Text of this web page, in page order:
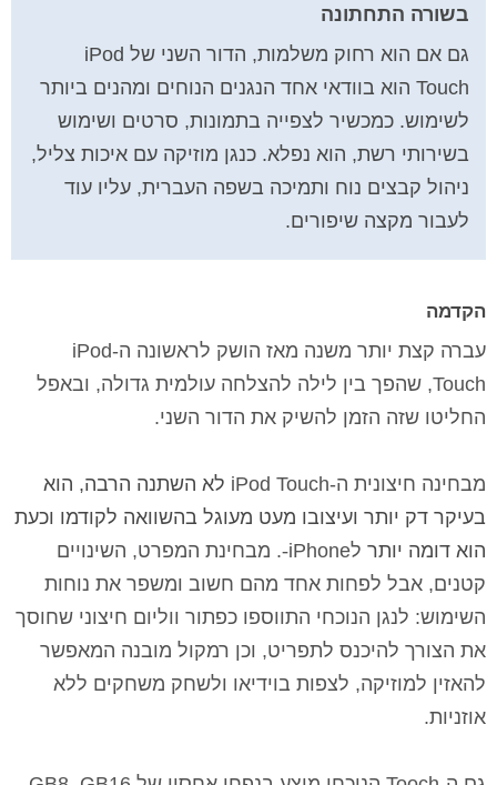
בשורה התחתונה
גם אם הוא רחוק משלמות, הדור השני של iPod
Touch הוא בוודאי אחד הנגנים הנוחים ומהנים ביותר
לשימוש. כמכשיר לצפייה בתמונות, סרטים ושימוש
בשירותי רשת, הוא נפלא. כנגן מוזיקה עם איכות צליל,
ניהול קבצים נוח ותמיכה בשפה העברית, עליו עוד
לעבור מקצה שיפורים.
הקדמה
עברה קצת יותר משנה מאז הושק לראשונה ה-iPod
Touch, שהפך בין לילה להצלחה עולמית גדולה, ובאפל
החליטו שזה הזמן להשיק את הדור השני.
מבחינה חיצונית ה-iPod Touch לא השתנה הרבה, הוא
בעיקר דק יותר ועיצובו מעט מעוגל בהשוואה לקודמו וכעת
הוא דומה יותר לiPhone
-. מבחינת המפרט, השינויים
קטנים, אבל לפחות אחד מהם חשוב ומשפר את נוחות
השימוש: לנגן הנוכחי התווספו כפתור ווליום חיצוני שחוסך
את הצורך להיכנס לתפריט, וכן רמקול מובנה המאפשר
להאזין למוזיקה, לצפות בוידיאו ולשחק משחקים ללא
אוזניות.